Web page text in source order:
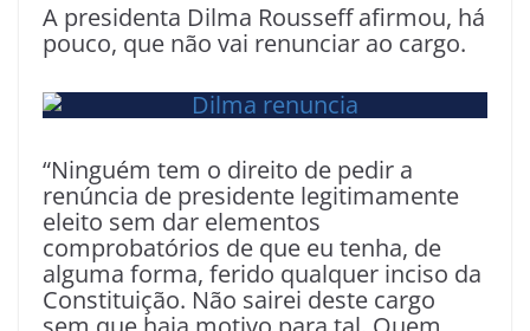
A presidenta Dilma Rousseff afirmou, há
pouco, que não vai renunciar ao cargo.
“Ninguém tem o direito de pedir a
renúncia de presidente legitimamente
eleito sem dar elementos
comprobatórios de que eu tenha, de
alguma forma, ferido qualquer inciso da
Constituição. Não sairei deste cargo